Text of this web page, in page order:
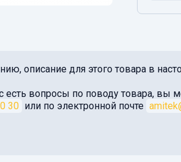
описание для этого товара в
есть вопросы по поводу товара, вы
30 или по электронной почте